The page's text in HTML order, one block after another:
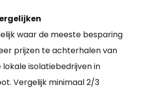
waar de meeste besparing
prijzen te achterhalen van
isolatiebedrijven in
Vergelijk minimaal 2/3